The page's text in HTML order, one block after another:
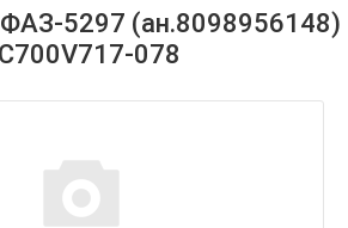
5297 (ан.8098956148)
078